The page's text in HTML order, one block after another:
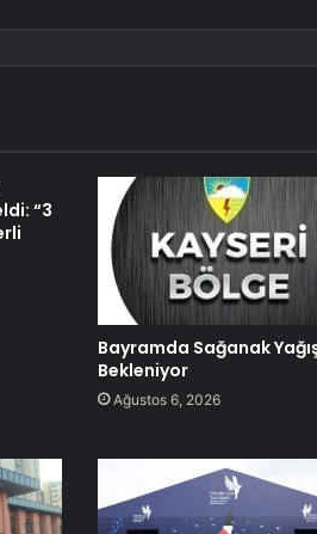
“3
Bayramda Sağanak
Bekleniyor
Ağustos 6, 2026